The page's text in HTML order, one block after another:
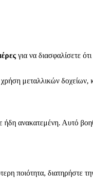
για να διασφαλίσετε
μεταλλικών
ανακατεμένη. Αυτό
ποιότητα,